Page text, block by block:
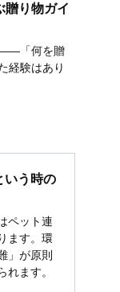
贈り物ガイ
――「何を贈
経験はあり
いう時の
ペット連
ます。環
」が原則
れます。